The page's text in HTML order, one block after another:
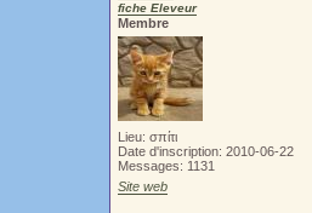
fiche Eleveur
Membre
Lieu: σπίτι
Date d'inscription: 2010-06-22
Messages: 1131
Site web